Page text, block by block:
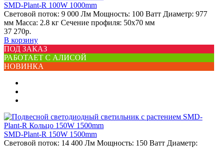
SMD-Plant-R 100W 1000mm
Световой поток: 9 000 Лм Мощность: 100 Ватт Диаметр: 977
мм Масса: 2.8 кг Сечение профиля: 50х70 мм
37 270р.
В корзину
ПОД ЗАКАЗ
РАБОТАЕТ С АЛИСОЙ
НОВИНКА
SMD-Plant-R 150W 1500mm
Световой поток: 14 400 Лм Мощность: 150 Ватт Диаметр: